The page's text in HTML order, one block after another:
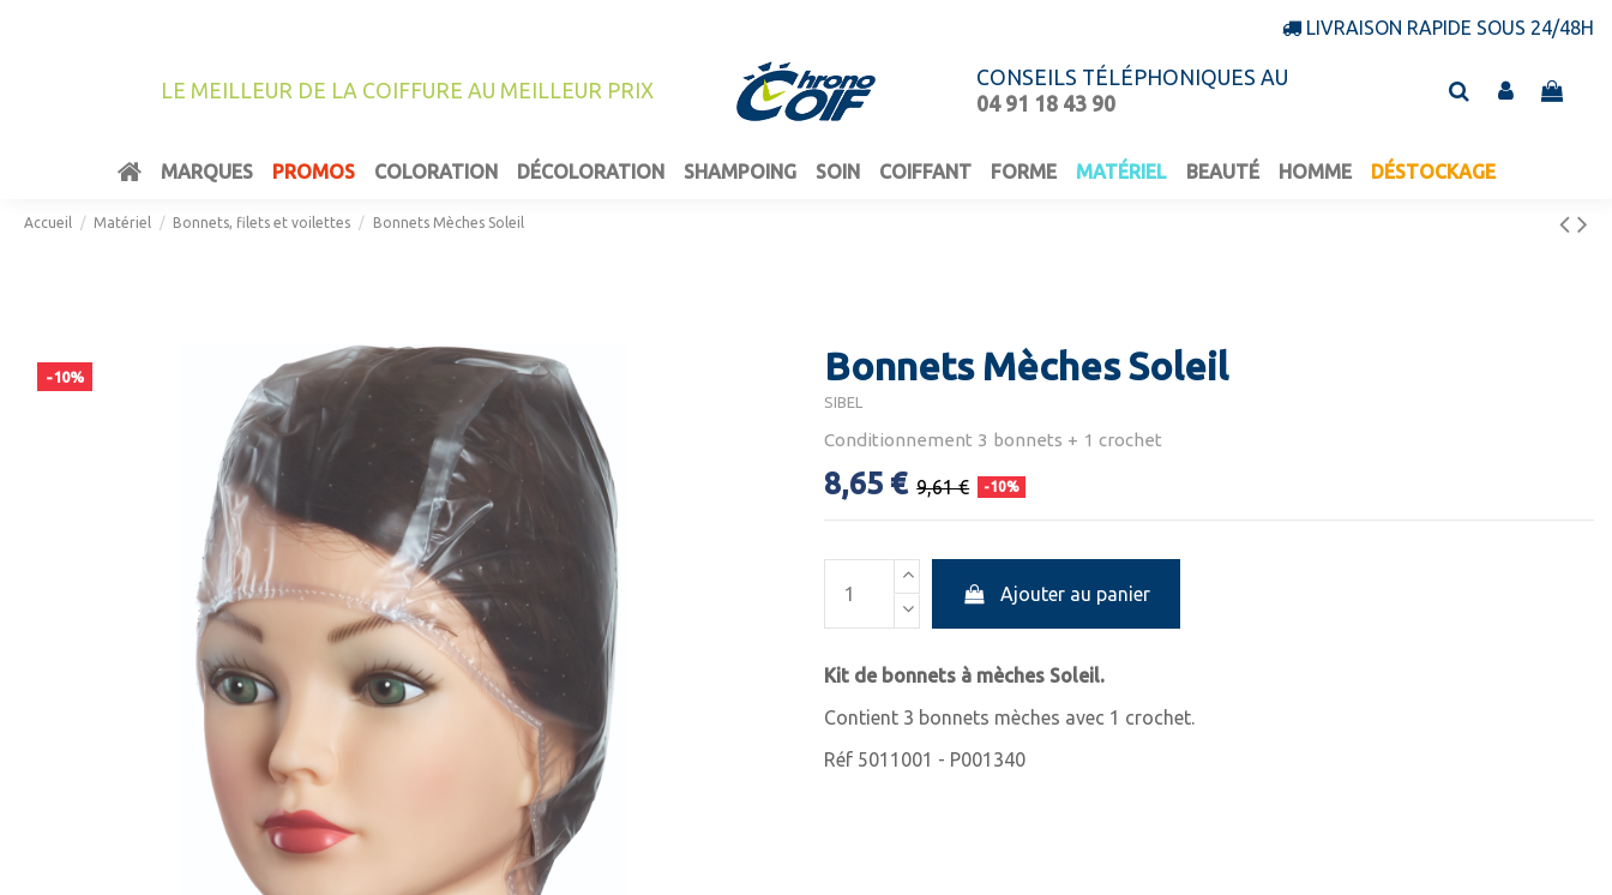
LIVRAISON RAPIDE SOUS 24/48H
LE MEILLEUR DE LA COIFFURE AU MEILLEUR PRIX
CONSEILS TÉLÉPHONIQUES AU
04 91 18 43 90
MARQUES PROMOS COLORATION DÉCOLORATION SHAMPOING SOIN COIFFANT FORME MATÉRIEL BEAUTÉ HOMME DÉSTOCKAGE
Accueil Matériel Bonnets, filets et voilettes Bonnets Mèches Soleil
-10% Bonnets Mèches Soleil
SIBEL
Conditionnement 3 bonnets + 1 crochet
8,65 € 9,61 € -10%
Ajouter au panier
Kit de bonnets à mèches Soleil.
Contient 3 bonnets mèches avec 1 crochet.
Réf 5011001 - P001340